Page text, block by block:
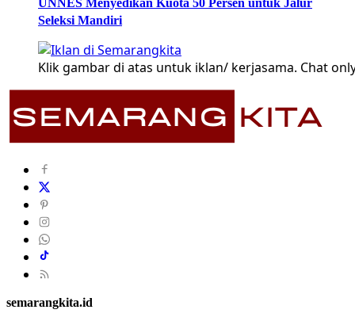
Seleksi Mandiri
Klik gambar di atas untuk iklan/ kerjasama. Chat
semarangkita.id